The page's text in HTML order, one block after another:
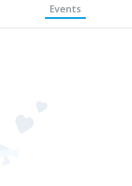
Events